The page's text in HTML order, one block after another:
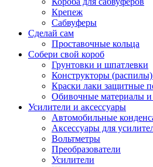
Крепеж
Сабвуферы
Сделай сам
Проставочные кольца
Собери свой короб
Грунтовки и шпатлевки
Конструкторы (распилы)
Краски лаки защитные
Обивочные материалы и
Усилители и аксессуары
Автомобильные
Аксессуары для
Вольтметры
Преобразователи
Усилители